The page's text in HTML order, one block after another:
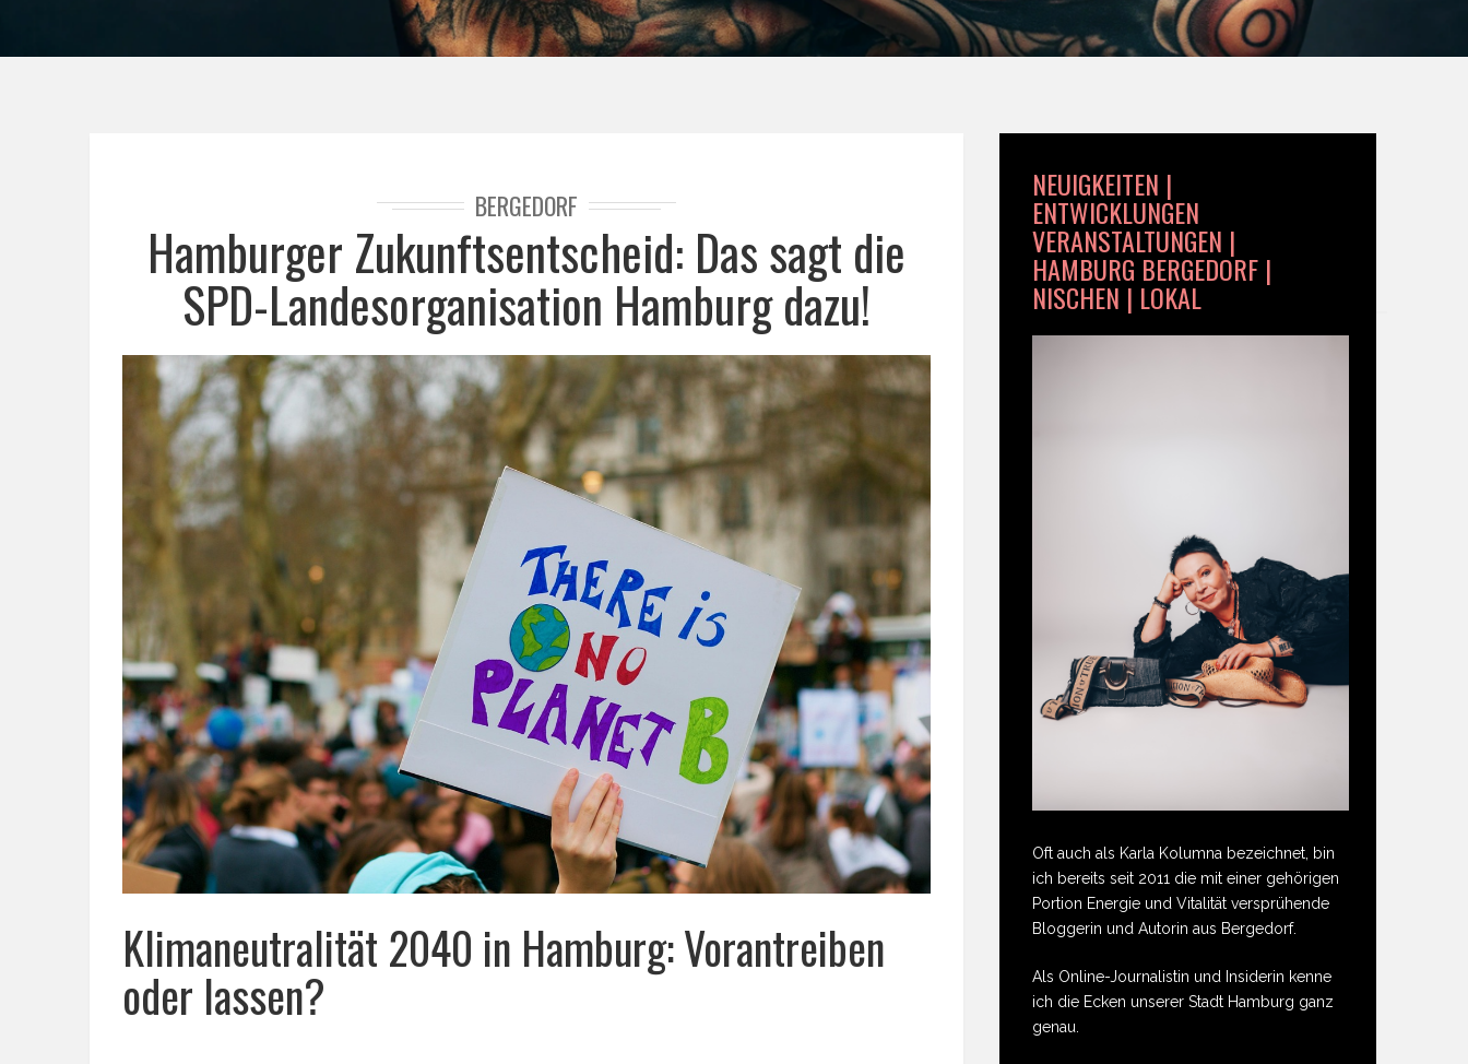
BERGEDORF
Hamburger Zukunftsentscheid: Das sagt die
SPD-Landesorganisation Hamburg dazu!
Klimaneutralität 2040 in Hamburg: Vorantreiben
oder lassen?
NEUIGKEITEN |
ENTWICKLUNGEN
VERANSTALTUNGEN |
HAMBURG BERGEDORF |
NISCHEN | LOKAL
Oft auch als Karla Kolumna bezeichnet, bin
ich bereits seit 2011 die mit einer gehörigen
Portion Energie und Vitalität versprühende
Bloggerin und Autorin aus Bergedorf.
Als Online-Journalistin und Insiderin kenne
ich die Ecken unserer Stadt Hamburg ganz
genau.